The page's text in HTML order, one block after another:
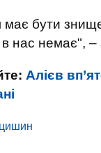
бути
нас немає", –
Алієв